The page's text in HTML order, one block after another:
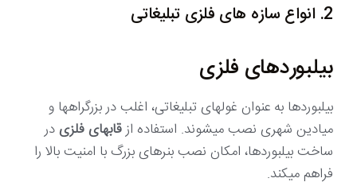
2. انواع سازه های فلزی تبلیغاتی
بیلبوردهای فلزی
بیلبوردها به عنوان غولهای تبلیغاتی، اغلب در بزرگراهها و
میادین شهری نصب میشوند. استفاده از قابهای فلزیدر
ساخت بیلبوردها، امکان نصب بنرهای بزرگ با امنیت بالا را
فراهم میکند.